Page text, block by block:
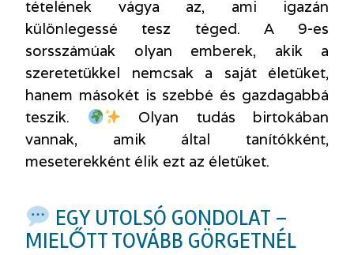
tételének vágya az, ami igazán
különlegessé tesz téged. A 9-es
sorsszámúak olyan emberek, akik a
szeretetükkel nemcsak a saját életüket,
hanem másokét is szebbé és gazdagabbá
teszik.
Olyan tudás birtokában
vannak, amik által tanítókként,
meseterekként élik ezt az életüket.
EGY UTOLSÓ GONDOLAT –
MIELŐTT TOVÁBB GÖRGETNÉL